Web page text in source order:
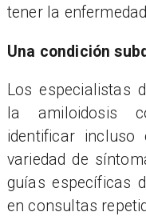
tener la
Una condición
Los especialistas
la amiloidosis
identificar incluso
variedad de
guíasespecíficas
en consultas